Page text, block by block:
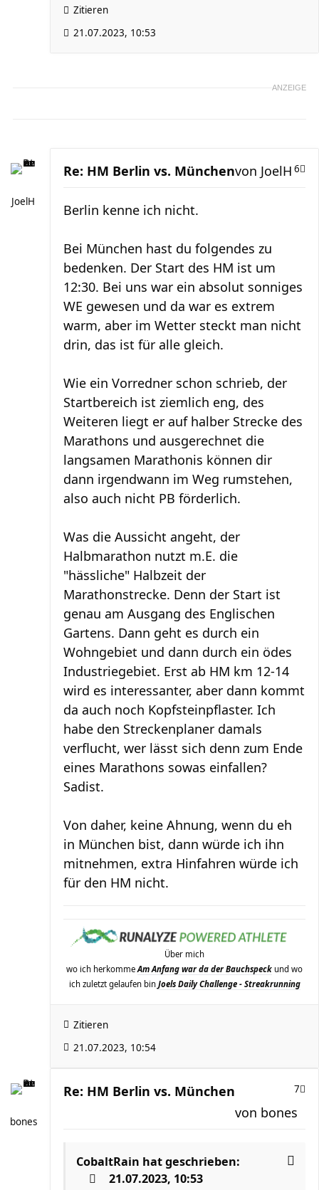
Zitieren
21.07.2023, 10:53
ANZEIGE
JoelH
Re: HM Berlin vs. München 6
von JoelH
Berlin kenne ich nicht.
Bei München hast du folgendes zu
bedenken. Der Start des HM ist um
12:30. Bei uns war ein absolut sonniges
WE gewesen und da war es extrem
warm, aber im Wetter steckt man nicht
drin, das ist für alle gleich.
Wie ein Vorredner schon schrieb, der
Startbereich ist ziemlich eng, des
Weiteren liegt er auf halber Strecke des
Marathons und ausgerechnet die
langsamen Marathonis können dir
dann irgendwann im Weg rumstehen,
also auch nicht PB förderlich.
Was die Aussicht angeht, der
Halbmarathon nutzt m.E. die
"hässliche" Halbzeit der
Marathonstrecke. Denn der Start ist
genau am Ausgang des Englischen
Gartens. Dann geht es durch ein
Wohngebiet und dann durch ein ödes
Industriegebiet. Erst ab HM km 12-14
wird es interessanter, aber dann kommt
da auch noch Kopfsteinpflaster. Ich
habe den Streckenplaner damals
verflucht, wer lässt sich denn zum Ende
eines Marathons sowas einfallen?
Sadist.
Von daher, keine Ahnung, wenn du eh
in München bist, dann würde ich ihn
mitnehmen, extra Hinfahren würde ich
für den HM nicht.
Über mich
wo ich herkomme Am Anfang war da der Bauchspeck und wo
ich zuletzt gelaufen bin Joels Daily Challenge - Streakrunning
Zitieren
21.07.2023, 10:54
bones
Re: HM Berlin vs. München 7
von bones
CobaltRain hat geschrieben:
21.07.2023, 10:53